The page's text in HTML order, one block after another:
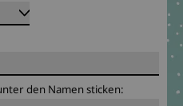
den Namen sticken: